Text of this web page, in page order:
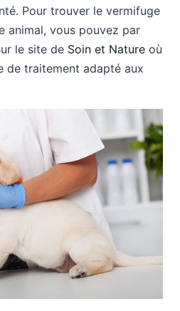
Pour trouver le vermifuge
animal, vous pouvez par
le site de Soin et Nature où
de traitement adapté aux